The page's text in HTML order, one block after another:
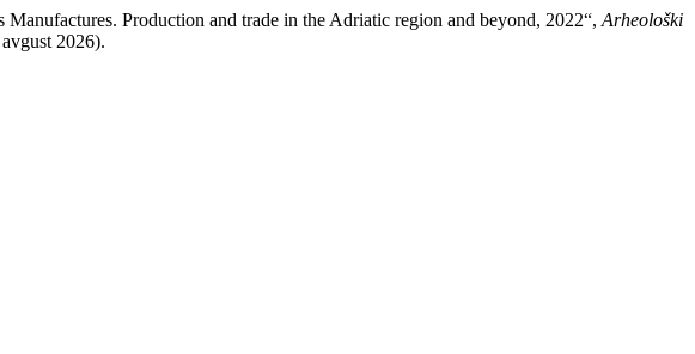
Production and trade in the Adriatic region and beyond, 2022“, Arheološki
2026).